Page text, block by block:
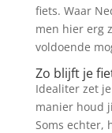
fiets. Waar
men hier erg
voldoende
Zo blijft je
Idealiter zet
manier houd
Soms echter,